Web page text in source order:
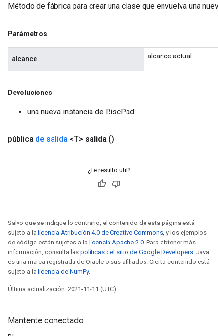
Método de fábrica para crear una clase que envuelva una
Parámetros
alcance alcance actual
Devoluciones
una nueva instancia de RiscPad
pública de salida <T> salida ()
¿Te resultó útil?
Salvo que se indique lo contrario, el contenido de esta página está
sujeto a la licencia Atribución 4.0 de Creative Commons, y los ejemplos
de código están sujetos a la licencia Apache 2.0. Para obtener más
información, consulta las políticas del sitio de Google Developers. Java
es una marca registrada de Oracle o sus afiliados. Cierto contenido está
sujeto a la licencia de NumPy.
Última actualización: 2021-11-11 (UTC)
Mantente conectado